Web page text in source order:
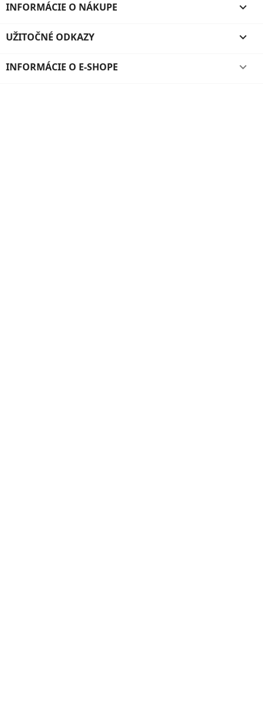
INFORMÁCIE O NÁKUPE 
UŽITOČNÉ ODKAZY 
INFORMÁCIE O E-SHOPE 